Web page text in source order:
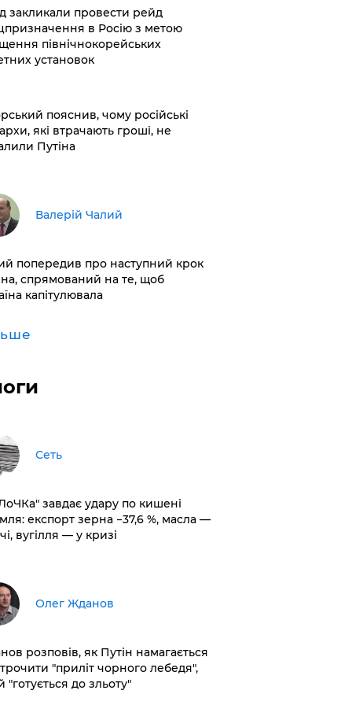
закликали провести рейд
в Росію з метою
північнокорейських
установок
пояснив, чому російські
які втрачають гроші, не
Путіна
Валерій Чалий
попередив про наступний крок
спрямований на те, щоб
капітулювала
Сеть
завдає удару по кишені
експорт зерна −37,6 %, масла —
вугілля — у кризі
Олег Жданов
розповів, як Путін намагається
"приліт чорного лебедя",
"готується до зльоту"